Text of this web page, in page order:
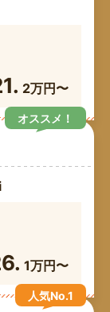
2万円〜
オススメ！
1万円〜
人気No.1